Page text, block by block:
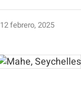
12 febrero, 2025